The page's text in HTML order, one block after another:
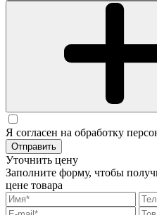
Я согласен на обработку
Отправить
Уточнить цену
Заполните форму, чтобы
цене товара